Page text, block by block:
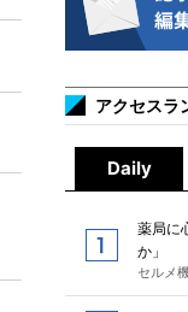
アクセスラ
Daily
薬局に
か」
セルメ